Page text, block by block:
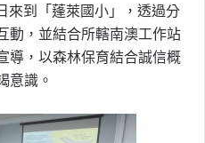
來到「蓬萊國小」，透過分
動，並結合所轄南澳工作站
導，以森林保育結合誠信概
意識。